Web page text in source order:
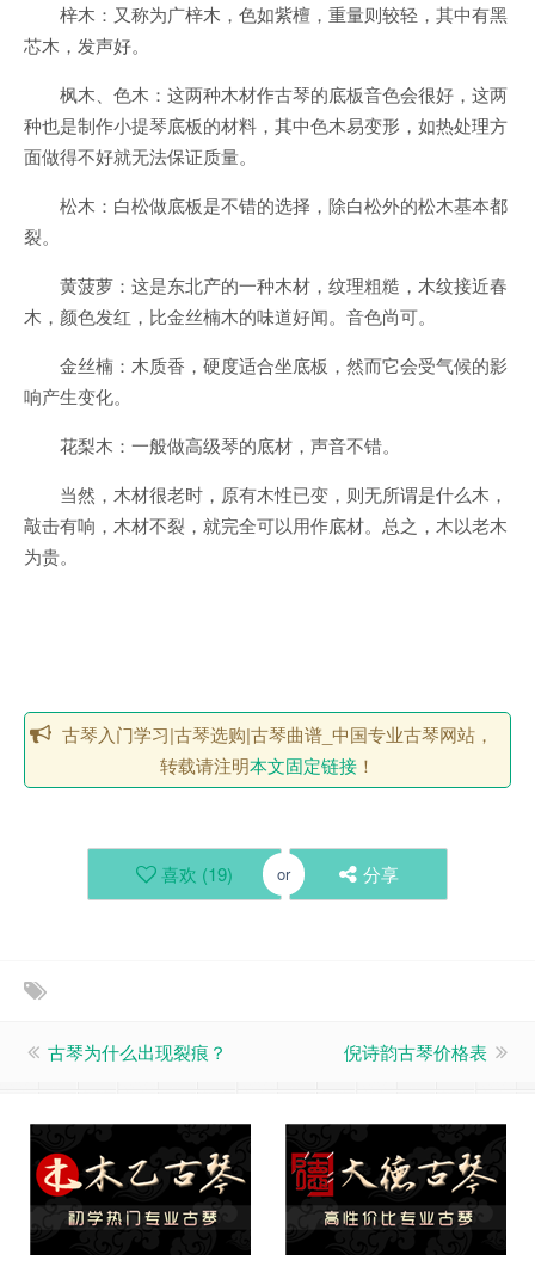
梓木：又称为广梓木，色如紫檀，重量则较轻，其中有黑
芯木，发声好。
枫木、色木：这两种木材作古琴的底板音色会很好，这两
种也是制作小提琴底板的材料，其中色木易变形，如热处理方
面做得不好就无法保证质量。
松木：白松做底板是不错的选择，除白松外的松木基本都
裂。
黄菠萝：这是东北产的一种木材，纹理粗糙，木纹接近春
木，颜色发红，比金丝楠木的味道好闻。音色尚可。
金丝楠：木质香，硬度适合坐底板，然而它会受气候的影
响产生变化。
花梨木：一般做高级琴的底材，声音不错。
当然，木材很老时，原有木性已变，则无所谓是什么木，
敲击有响，木材不裂，就完全可以用作底材。总之，木以老木
为贵。
古琴入门学习|古琴选购|古琴曲谱_中国专业古琴网站，
转载请注明本文固定链接 ！
喜欢 (19) or 分享
古琴为什么出现裂痕？ 倪诗韵古琴价格表